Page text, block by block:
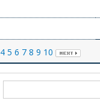
4 5 6 7 8 9 10